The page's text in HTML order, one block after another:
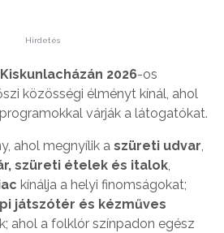
Hirdetés
2026-os
közösségi élményt kínál, ahol
várják a látogatókat.
ahol megnyílik a szüreti udvar,
szüreti ételek és italok,
kínálja a helyi finomságokat;
játszótér és kézműves
ahol a folklór színpadon egész